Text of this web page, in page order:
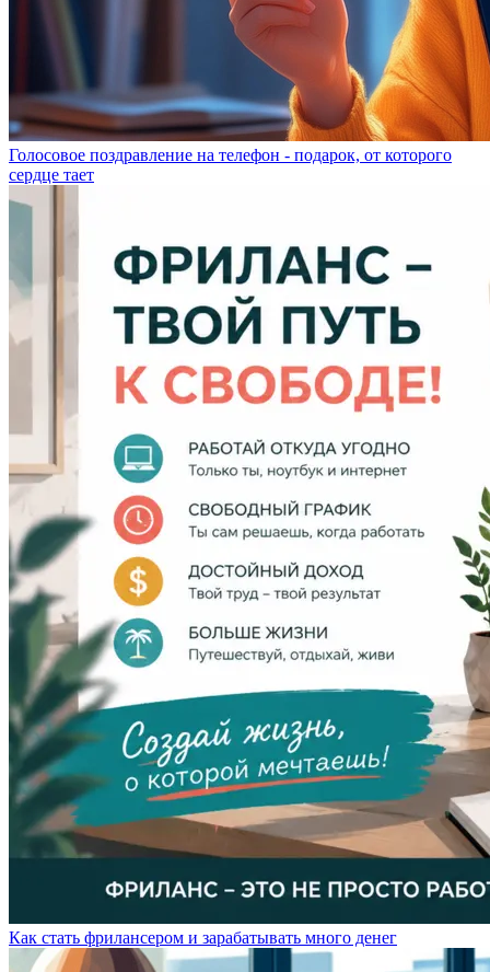
Голосовое поздравление на телефон - подарок, от которого
сердце тает
Как стать фрилансером и зарабатывать много денег